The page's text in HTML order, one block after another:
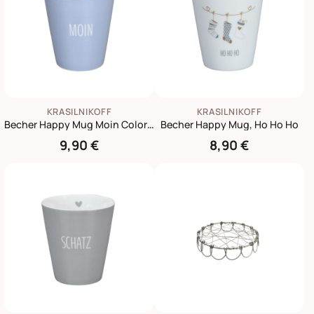
KRASILNIKOFF
Becher Happy Mug Moin Colorful
9,90 €
KRASILNIKOFF
Becher Happy Mug, Ho Ho Ho
8,90 €